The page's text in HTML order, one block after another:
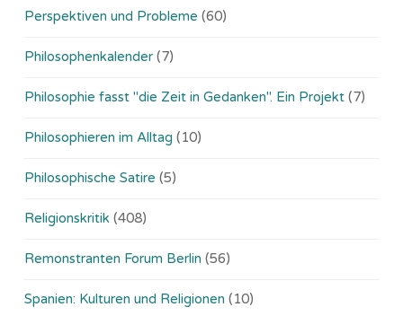
Perspektiven und Probleme (60)
Philosophenkalender (7)
Philosophie fasst "die Zeit in Gedanken". Ein Projekt (7)
Philosophieren im Alltag (10)
Philosophische Satire (5)
Religionskritik (408)
Remonstranten Forum Berlin (56)
Spanien: Kulturen und Religionen (10)